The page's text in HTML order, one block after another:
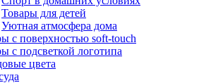
Товары для детей
Уютная атмосфера дома
с поверхностью soft-touch
с подсветкой логотипа
цвета